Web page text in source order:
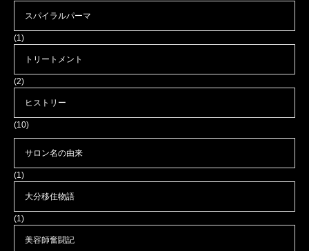
スパイラルパーマ
(1)
トリートメント
(2)
ヒストリー
(10)
サロン名の由来
(1)
大分移住物語
(1)
美容師奮闘記